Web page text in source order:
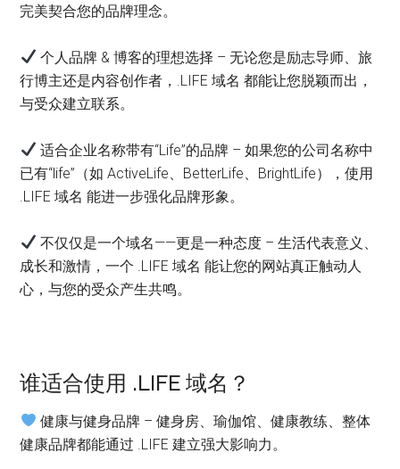
完美契合您的品牌理念。
个人品牌 & 博客的理想选择 – 无论您是励志导师、旅
行博主还是内容创作者，.LIFE 域名 都能让您脱颖而出，
与受众建立联系。
适合企业名称带有“Life”的品牌 – 如果您的公司名称中
已有“life”（如 ActiveLife、BetterLife、BrightLife），使用
.LIFE 域名 能进一步强化品牌形象。
不仅仅是一个域名——更是一种态度 – 生活代表意义、
成长和激情，一个 .LIFE 域名 能让您的网站真正触动人
心，与您的受众产生共鸣。
谁适合使用 .LIFE 域名？
健康与健身品牌 – 健身房、瑜伽馆、健康教练、整体
健康品牌都能通过 .LIFE 建立强大影响力。